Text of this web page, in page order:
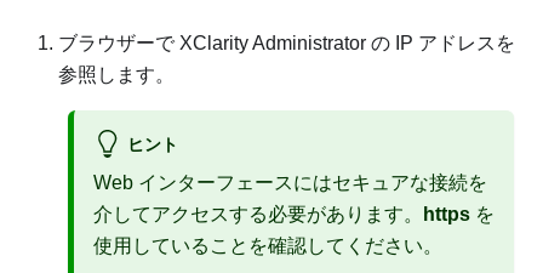
ブラウザーで XClarity Administrator の IP アドレスを
参照します。
ヒント
Web インターフェースにはセキュアな接続を
介してアクセスする必要があります。
https を
使用していることを確認してください。